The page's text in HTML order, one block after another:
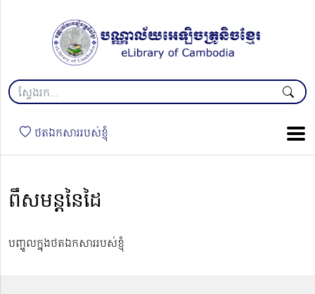
ថតឯកសាររបស់ខ្ញុំ
ពឹសមន្តនៃដៃ
បញ្ចូលក្នុងថតឯកសាររបស់ខ្ញុំ